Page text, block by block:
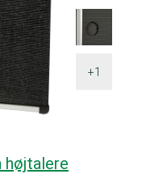
+1
højtalere